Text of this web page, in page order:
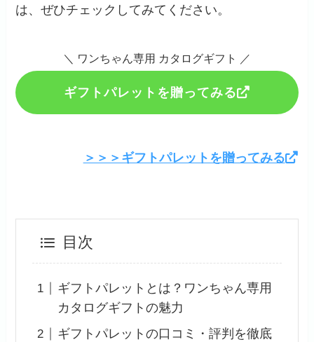
は、ぜひチェックしてみてください。
＼ ワンちゃん専用 カタログギフト ／
ギフトパレットを贈ってみる
＞＞＞ギフトパレットを贈ってみる
目次
ギフトパレットとは？ワンちゃん専用
カタログギフトの魅力
ギフトパレットの口コミ・評判を徹底